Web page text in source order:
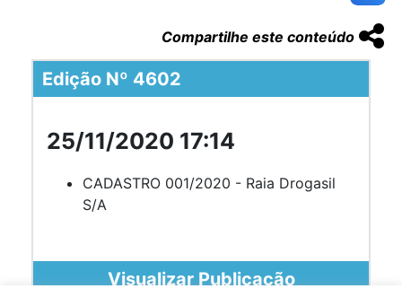
Compartilhe este conteúdo
Edição Nº 4602
25/11/2020 17:14
CADASTRO 001/2020 - Raia Drogasil
S/A
Visualizar Publicação